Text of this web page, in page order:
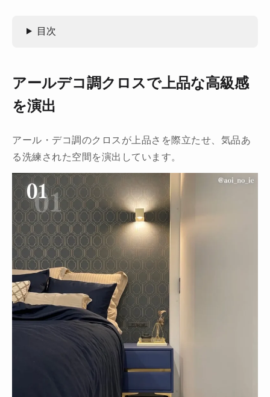
目次
アールデコ調クロスで上品な高級感
を演出
アール・デコ調のクロスが上品さを際立たせ、気品あ
る洗練された空間を演出しています。